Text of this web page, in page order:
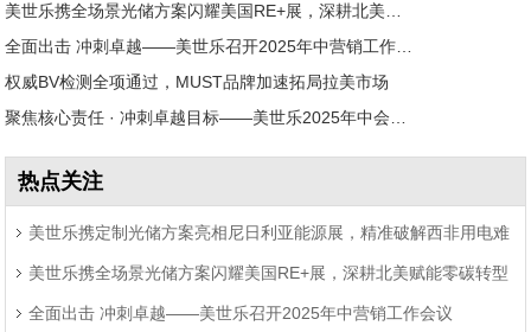
美世乐携全场景光储方案闪耀美国RE+展，深耕北美赋能零碳转型
全面出击 冲刺卓越——美世乐召开2025年中营销工作会议
权威BV检测全项通过，MUST品牌加速拓局拉美市场
聚焦核心责任 · 冲刺卓越目标——美世乐2025年中会议圆满举行
热点关注
美世乐携定制光储方案亮相尼日利亚能源展，精准破解西非用电难
题 美世乐携全场景光储方案闪耀美国RE+展，深耕北美赋能零碳转型
全面出击 冲刺卓越——美世乐召开2025年中营销工作会议